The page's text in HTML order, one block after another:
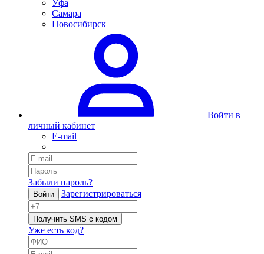
Уфа
Самара
Новосибирск
Войти в
личный кабинет
E-mail
Забыли пароль?
Войти Зарегистрироваться
Получить SMS с кодом
Уже есть код?